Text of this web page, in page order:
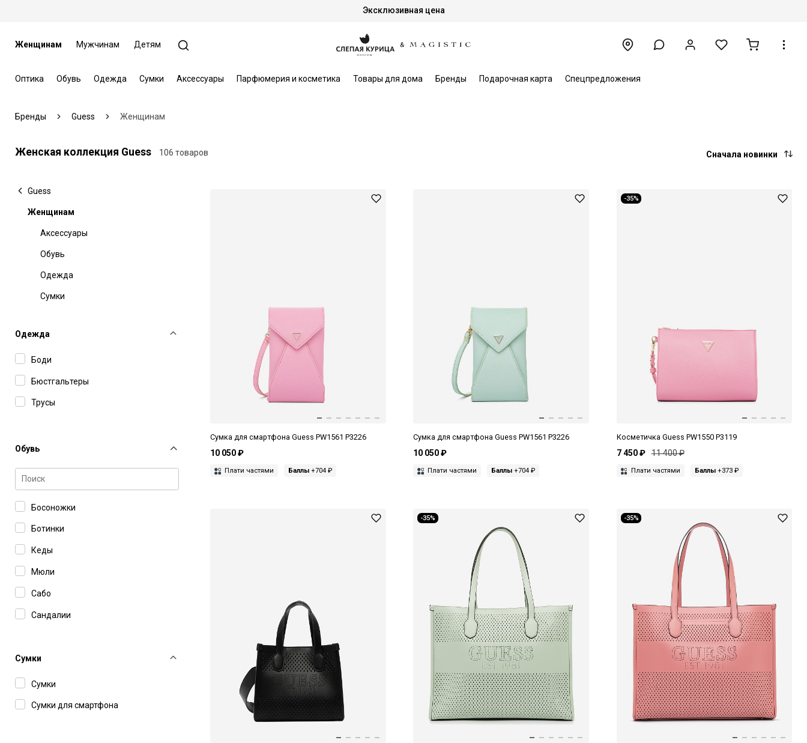
Эксклюзивная цена
Женщинам Мужчинам Детям
Оптика Обувь Одежда Сумки Аксессуары Парфюмерия и косметика Товары для дома Бренды Подарочная карта Спецпредложения
Бренды Guess Женщинам
Женская коллекция Guess 106 товаров Сначала новинки
Guess
Женщинам
Аксессуары
Обувь
Одежда
Сумки
Одежда
Боди
Бюстгальтеры
Трусы
Обувь
Босоножки
Ботинки
Кеды
Мюли
Сабо
Сандалии
Слингбэки
Шлепанцы
Эспадрильи
Сумки
Сумки
Сумки для смартфона
Сумка для смартфона Guess PW1561 P3226
10 050 ₽
Плати частями Баллы +704 ₽
Сумка для смартфона Guess PW1561 P3226
10 050 ₽
Плати частями Баллы +704 ₽
-35%
Косметичка Guess PW1550 P3119
7 450 ₽ 11 400 ₽
Плати частями Баллы+373 ₽
-35% -35%